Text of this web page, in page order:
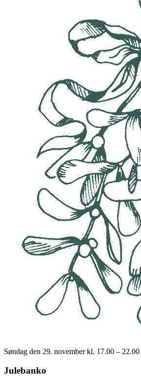
Søndag den 29. november kl. 17.00 – 22.00
Julebanko